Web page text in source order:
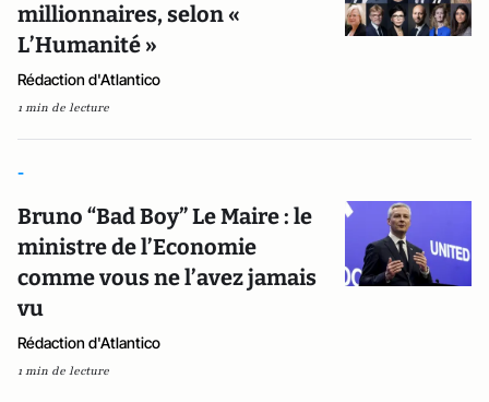
millionnaires, selon «
L’Humanité »
Rédaction d'Atlantico
1 min de lecture
-
Bruno “Bad Boy” Le Maire : le
ministre de l’Economie
comme vous ne l’avez jamais
vu
Rédaction d'Atlantico
1 min de lecture